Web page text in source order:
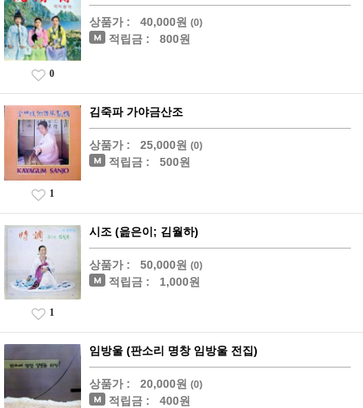
상품가 : 40,000원 (0)
적립금 : 800원
0
김죽파 가야금산조
상품가 : 25,000원 (0)
적립금 : 500원
1
시조 (읊은이; 김월하)
상품가 : 50,000원 (0)
적립금 : 1,000원
1
임방울 (판소리 명창 임방울 전집)
상품가 : 20,000원 (0)
적립금 : 400원